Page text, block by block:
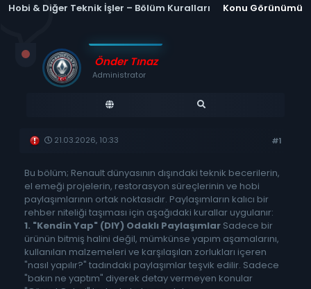
Konu Görünümü
Hobi & Diğer Teknik İşler – Bölüm Kuralları
Önder Tınaz
Administrator
21.03.2026, 10:33 #1
Bu bölüm; Renault dünyasının dışındaki teknik becerilerin,
el emeği projelerin, restorasyon süreçlerinin ve hobi
paylaşımlarının ortak noktasıdır. Paylaşımların kalıcı bir
rehber niteliği taşıması için aşağıdaki kurallar uygulanır:
1. "Kendin Yap" (DIY) Odaklı PaylaşımlarSadece bir
ürünün bitmiş halini değil, mümkünse yapım aşamalarını,
kullanılan malzemeleri ve karşılaşılan zorlukları içeren
"nasıl yapılır?" tadındaki paylaşımlar teşvik edilir. Sadece
"bakın ne yaptım" diyerek detay vermeyen konular